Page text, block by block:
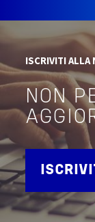
ISCRIVITI ALLA
NON